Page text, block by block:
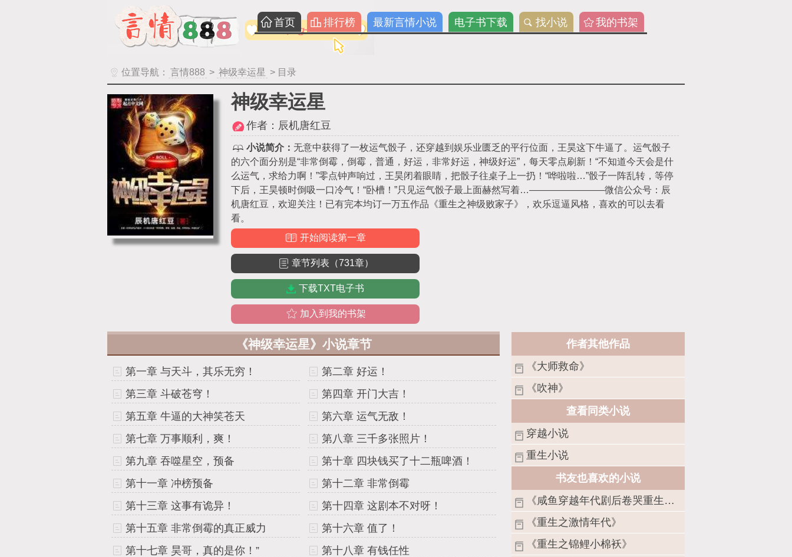
首页 排行榜 最新言情小说 电子书下载 找小说 我的书架
位置导航： 言情888 > 神级幸运星 > 目录
神级幸运星
作者： 辰机唐红豆
小说简介： 无意中获得了一枚运气骰子，还穿越到娱乐业匮乏的平行位面，王昊这下牛逼了。运气骰子
的六个面分别是“非常倒霉，倒霉，普通，好运，非常好运，神级好运”，每天零点刷新！“不知道今天会是什
么运气，求给力啊！”零点钟声响过，王昊闭着眼睛，把骰子往桌子上一扔！“哗啦啦…”骰子一阵乱转，等停
下后，王昊顿时倒吸一口冷气！“卧槽！”只见运气骰子最上面赫然写着…————————微信公众号：辰
机唐红豆，欢迎关注！已有完本均订一万五作品《重生之神级败家子》，欢乐逗逼风格，喜欢的可以去看
看。
开始阅读第一章
章节列表（731章）
下载TXT电子书
加入到我的书架
《神级幸运星》小说章节
第一章 与天斗，其乐无穷！
第二章 好运！
第三章 斗破苍穹！
第四章 开门大吉！
第五章 牛逼的大神笑苍天
第六章 运气无敌！
第七章 万事顺利，爽！
第八章 三千多张照片！
第九章 吞噬星空，预备
第十章 四块钱买了十二瓶啤酒！
第十一章 冲榜预备
第十二章 非常倒霉
第十三章 这事有诡异！
第十四章 这剧本不对呀！
第十五章 非常倒霉的真正威力
第十六章 值了！
第十七章 昊哥，真的是你！”
第十八章 有钱任性
作者其他作品
《大师救命》
《吹神》
查看同类小说
穿越小说
重生小说
书友也喜欢的小说
《咸鱼穿越年代剧后卷哭重生对照组》
《重生之激情年代》
《重生之锦鲤小棉袄》